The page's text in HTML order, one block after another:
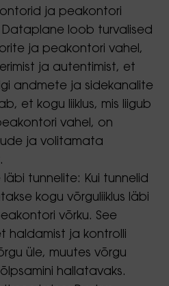
ja peakontori
Dataplane loob turvalised
ja peakontori vahel,
ja autentimist, et
andmete ja sidekanalite
et kogu liiklus, mis liigub
vahel, on
ja volitamata
läbi tunnelite: Kui tunnelid
kogu võrguliiklus läbi
võrku. See
haldamist ja kontrolli
üle, muutes võrgu
hallatavaks.